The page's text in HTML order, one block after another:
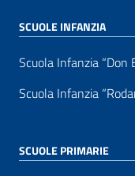
SCUOLE INFANZIA
Scuola Infanzia “Don
Scuola Infanzia
SCUOLE PRIMARIE